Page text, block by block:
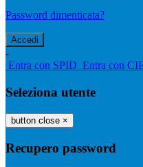
Password dimenticata?
-
Entra con SPID Entra con
Seleziona utente
button close ×
Recupero password